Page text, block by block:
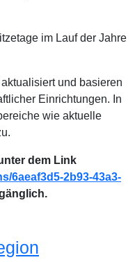
im Lauf der Jahre
und basieren
Einrichtungen. In
wie aktuelle
dem Link
6aeaf3d5-2b93-43a3-